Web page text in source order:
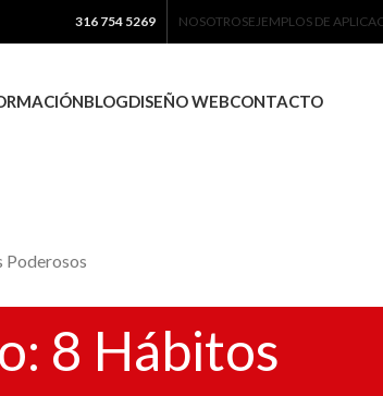
316 754 5269 NOSOTROSEJEMPLOS DE
BLOGDISEÑO WEBCONTACTO
Poderosos
8 Hábitos